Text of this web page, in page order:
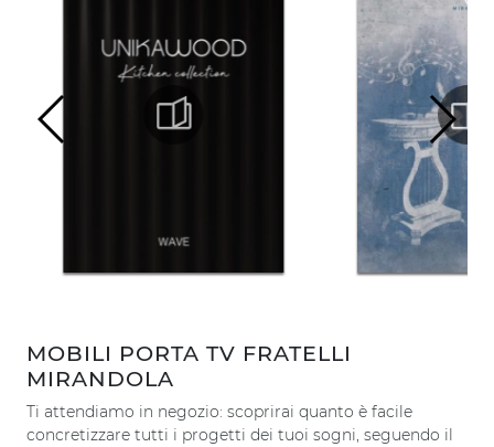
MOBILI PORTA TV FRATELLI
MIRANDOLA
Ti attendiamo in negozio: scoprirai quanto è facile
concretizzare tutti i progetti dei tuoi sogni, seguendo il